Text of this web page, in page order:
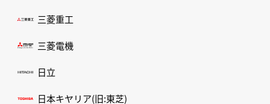
三菱重工
三菱電機
日立
日本キヤリア(旧:東芝)